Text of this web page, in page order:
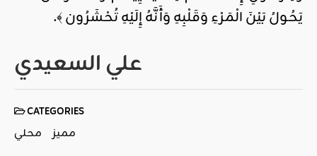
يَحُولُ بَيْنَ الْمَرْءِ وَقَلْبِهِ وَأَنَّهُ إِلَيْهِ تُحْشَرُون ﴾.
علي السعيدي
CATEGORIES
محلي مميز